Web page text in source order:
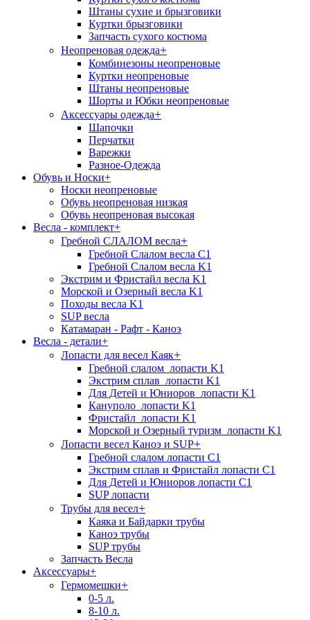
Штаны сухие и брызговики
Куртки брызговики
Запчасть сухого костюма
Неопреновая одежда+
Комбинезоны неопреновые
Куртки неопреновые
Штаны неопреновые
Шорты и Юбки неопреновые
Аксессуары одежда+
Шапочки
Перчатки
Варежки
Разное-Одежда
Обувь и Носки+
Носки неопреновые
Обувь неопреновая низкая
Обувь неопреновая высокая
Весла - комплект+
Гребной СЛАЛОМ весла+
Гребной Слалом весла C1
Гребной Слалом весла K1
Экстрим и Фристайл весла K1
Морской и Озерный весла K1
Походы весла K1
SUP весла
Катамаран - Рафт - Каноэ
Весла - детали+
Лопасти для весел Каяк+
Гребной слалом_лопасти K1
Экстрим сплав_лопасти K1
Для Детей и Юниоров_лопасти K1
Кануполо_лопасти K1
Фристайл_лопасти K1
Морской и Озерный туризм_лопасти K1
Лопасти весел Каноэ и SUP+
Гребной слалом лопасти C1
Экстрим сплав и Фристайл лопасти C1
Для Детей и Юниоров лопасти C1
SUP лопасти
Трубы для весел+
Каяка и Байдарки трубы
Каноэ трубы
SUP трубы
Запчасть Весла
Аксессуары+
Гермомешки+
0-5 л.
8-10 л.